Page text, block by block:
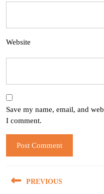
Website
Save my name, email, and
I comment.
navigation
PREVIOUS